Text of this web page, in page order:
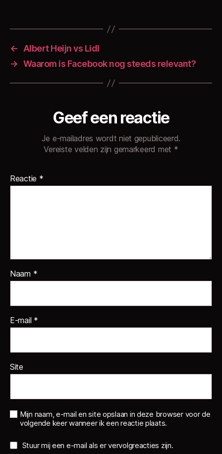
← Albert Heijn vs Lidl
→ Waarom is Facebook nog steeds relevant?
Geef een reactie
Je e-mailadres wordt niet gepubliceerd.
Vereiste velden zijn gemarkeerd met *
Reactie *
Naam *
E-mail *
Site
Mijn naam, e-mail en site opslaan in deze browser voor de
volgende keer wanneer ik een reactie plaats.
Stuur mij een e-mail als er vervolgreacties zijn.